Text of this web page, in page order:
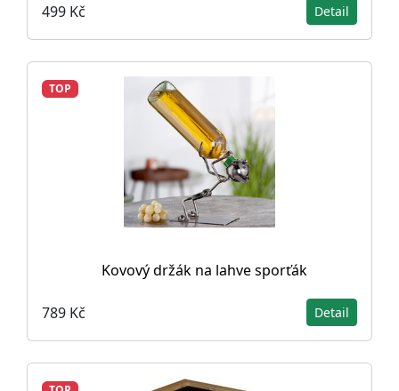
499 Kč Detail
TOP
Kovový držák na lahve sporťák
789 Kč Detail